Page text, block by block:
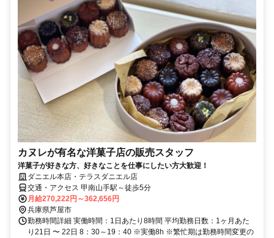
カヌレが有名な洋菓子店の販売スタッフ
洋菓子が好きな方、好きなことを仕事にしたい方大歓迎！
ダニエル本店・テラスダニエル店
交通・アクセス 甲南山手駅～徒歩5分
月給270,222円～362,656円
兵庫県芦屋市
勤務時間詳細 実働時間：1日あたり8時間 平均勤務日数：1ヶ月あた
り21日 〜 22日 8：30～19：40 ※実働8h ※繁忙期は勤務時間変更の